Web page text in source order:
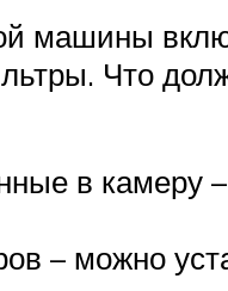
машины
Что
в камеру
– можно